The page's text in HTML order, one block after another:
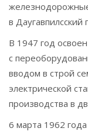
в
В 1947 год
с
вводом в строй
электрической
производства в
6 марта 1962